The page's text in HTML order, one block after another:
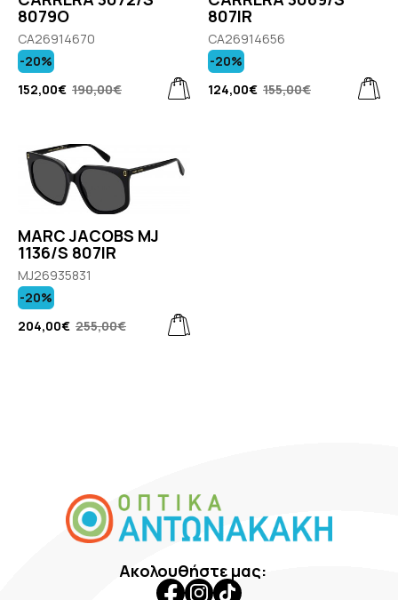
8079O
CA26914670
152,00€ 190,00€
-20%
807IR
CA26914656
124,00€ 155,00€
-20%
MARC JACOBS MJ
1136/S 807IR
MJ26935831
204,00€ 255,00€
-20%
Ακολουθήστε μας: